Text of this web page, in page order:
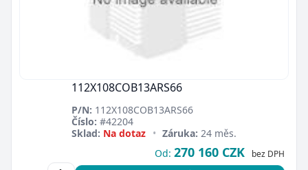
112X108COB13ARS66
P/N: 112X108COB13ARS66
Číslo: #42204
Sklad: Na dotaz • Záruka: 24 měs.
Od: 270 160 CZK bez DPH